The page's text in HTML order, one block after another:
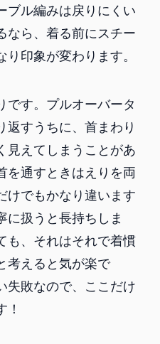
ブル編みは戻りにくい
なら、着る前にスチー
印象が変わります。
です。プルオーバータ
返すうちに、首まわり
見えてしまうことがあ
を通すときはえりを両
けでもかなり違います
に扱うと長持ちしま
も、それはそれで着慣
考えると気が楽で
失敗なので、ここだけ
！